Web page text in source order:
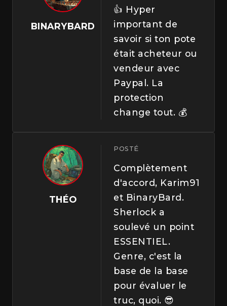
BINARYBARD
👍 Hyper
important de
savoir si ton pote
était acheteur ou
vendeur avec
Paypal. La
protection
change tout. 💰
THÉO
POSTÉ
Complètement
d'accord, Karim91
et BinaryBard.
Sherlock a
soulevé un point
ESSENTIEL.
Genre, c'est la
base de la base
pour évaluer le
truc, quoi. 😎